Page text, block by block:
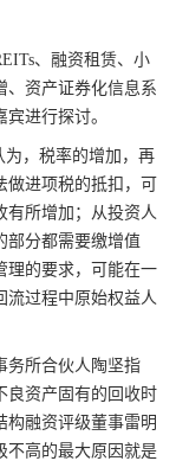
、融资租赁、小
、资产证券化信息系
进行探讨。
为，税率的增加，再
做进项税的抵扣，可
有所增加；从投资人
部分都需要缴增值
理的要求，可能在一
流过程中原始权益人
务所合伙人陶坚指
良资产固有的回收时
构融资评级董事雷明
不高的最大原因就是